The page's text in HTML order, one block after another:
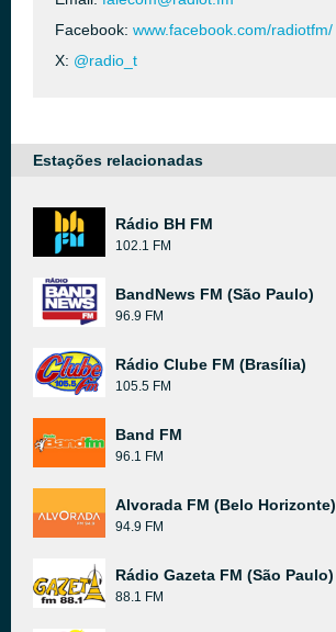
Facebook: www.facebook.com/radiotfm/
X: @radio_t
Estações relacionadas
Rádio BH FM
102.1 FM
BandNews FM (São Paulo)
96.9 FM
Rádio Clube FM (Brasília)
105.5 FM
Band FM
96.1 FM
Alvorada FM (Belo Horizonte)
94.9 FM
Rádio Gazeta FM (São Paulo)
88.1 FM